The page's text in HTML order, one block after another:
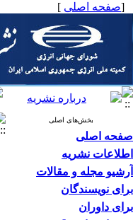
[صفحه اصلی ]
بخش‌های اصلی
صفحه اصلی
اطلاعات نشریه
آرشیو مجله و مقالات
برای نویسندگان
برای داوران